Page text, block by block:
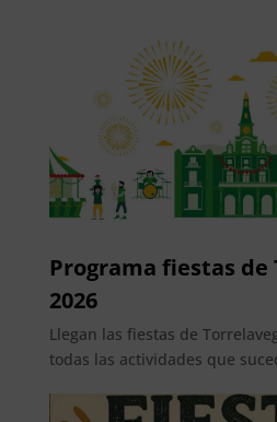
Programa fiestas de
2026
Llegan las fiestas de
todas las actividades que